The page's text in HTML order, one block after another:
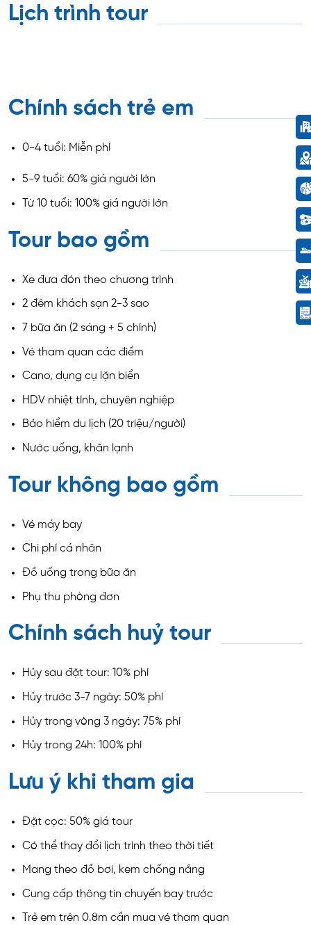
Lịch trình tour
Chính sách trẻ em
0-4 tuổi: Miễn phí
5-9 tuổi: 60% giá người lớn
Từ 10 tuổi: 100% giá người lớn
Tour bao gồm
Xe đưa đón theo chương trình
2 đêm khách sạn 2-3 sao
7 bữa ăn (2 sáng + 5 chính)
Vé tham quan các điểm
Cano, dụng cụ lặn biển
HDV nhiệt tình, chuyên nghiệp
Bảo hiểm du lịch (20 triệu/người)
Nước uống, khăn lạnh
Tour không bao gồm
Vé máy bay
Chi phí cá nhân
Đồ uống trong bữa ăn
Phụ thu phòng đơn
Chính sách huỷ tour
Hủy sau đặt tour: 10% phí
Hủy trước 3-7 ngày: 50% phí
Hủy trong vòng 3 ngày: 75% phí
Hủy trong 24h: 100% phí
Lưu ý khi tham gia
Đặt cọc: 50% giá tour
Có thể thay đổi lịch trình theo thời tiết
Mang theo đồ bơi, kem chống nắng
Cung cấp thông tin chuyến bay trước
Trẻ em trên 0.8m cần mua vé tham quan